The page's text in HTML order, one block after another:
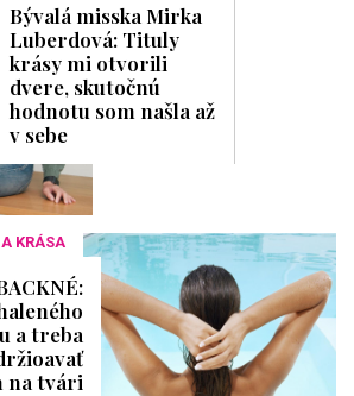
Bývalá misska Mirka
Luberdová: Tituly
krásy mi otvorili
dvere, skutočnú
hodnotu som našla až
v sebe
KRÁSA
a treba
na tvári